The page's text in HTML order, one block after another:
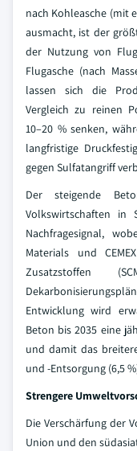
nach Kohleasche (mit
ausmacht, ist der
der Nutzung von
Flugasche (nach
lassen sich die
Vergleich zu reinen
10–20 % senken,
langfristige
gegen Sulfatangriff
Der steigende
Volkswirtschaften in
Nachfragesignal,
Materials und
Zusatzstoffen
Entwicklung wird
Beton bis 2035 eine
und damit das
und -Entsorgung (6,5
Strengere
Die Verschärfung der
Union und den